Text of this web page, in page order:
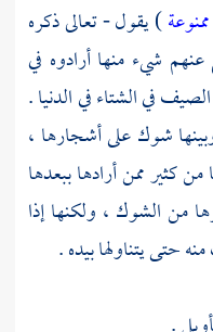
) يقول - تعالى ذكره
شيء منها أرادوه في
في الشتاء في الدنيا .
شوك على أشجارها ،
من كثير ممن أرادها ببعدها
من الشوك ، ولكنها إذا
حتى يتناولها بيده .